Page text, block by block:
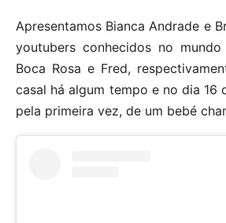
Apresentamos Bianca Andrade e
youtubers conhecidos no
Boca Rosa e Fred,
casal há algum tempo e no dia 16
pela primeira vez, de um bebé